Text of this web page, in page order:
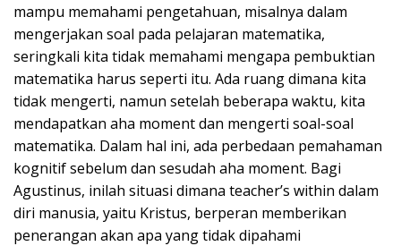
mampu memahami pengetahuan, misalnya dalam
mengerjakan soal pada pelajaran matematika,
seringkali kita tidak memahami mengapa pembuktian
matematika harus seperti itu. Ada ruang dimana kita
tidak mengerti, namun setelah beberapa waktu, kita
mendapatkan aha moment dan mengerti soal-soal
matematika. Dalam hal ini, ada perbedaan pemahaman
kognitif sebelum dan sesudah aha moment. Bagi
Agustinus, inilah situasi dimana teacher’s within dalam
diri manusia, yaitu Kristus, berperan memberikan
penerangan akan apa yang tidak dipahami